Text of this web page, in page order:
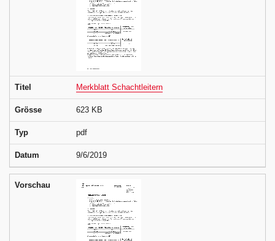
Titel Merkblatt Schachtleitern
Grösse 623 KB
Typ pdf
Datum 9/6/2019
Vorschau